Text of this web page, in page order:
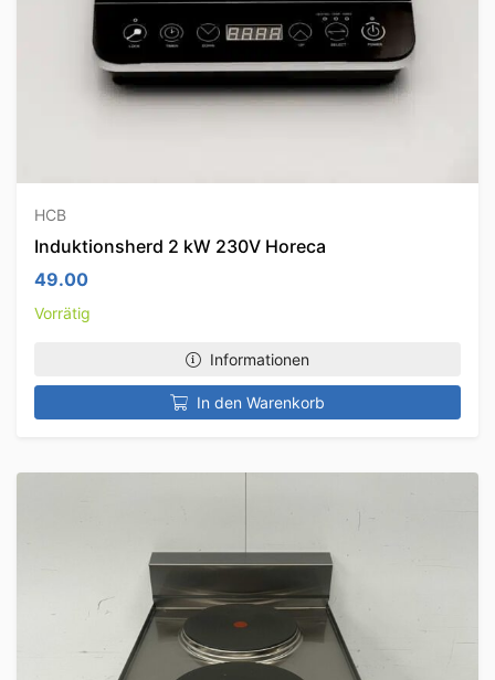
HCB
Induktionsherd 2 kW 230V Horeca
49.00
Vorrätig
Informationen
In den Warenkorb